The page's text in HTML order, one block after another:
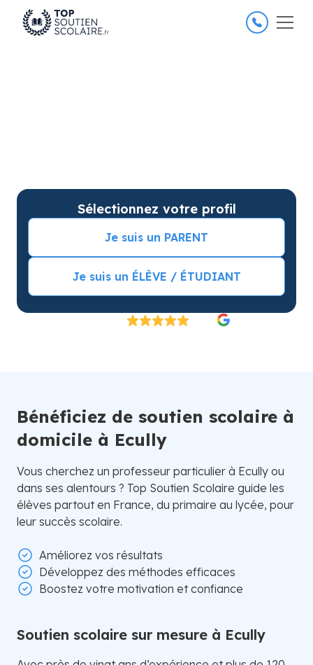
26 000 élèves satisfaits
Sélectionnez votre profil
Je suis un PARENT
Je suis un ÉLÈVE / ÉTUDIANT
Bénéficiez de soutien scolaire à
domicile à Ecully
Vous cherchez un professeur particulier à Ecully ou
dans ses alentours ? Top Soutien Scolaire guide les
élèves partout en France, du primaire au lycée, pour
leur succès scolaire.
Améliorez vos résultats
Développez des méthodes efficaces
Boostez votre motivation et confiance
Soutien scolaire sur mesure à Ecully